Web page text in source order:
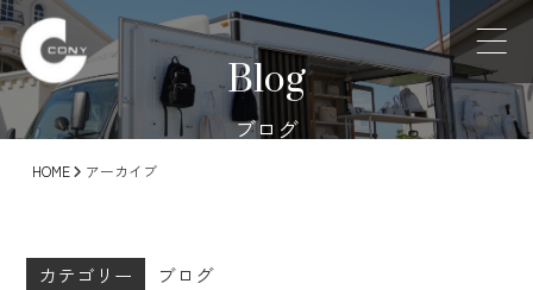
Blog
ブログ
HOME アーカイブ
カテゴリー ブログ